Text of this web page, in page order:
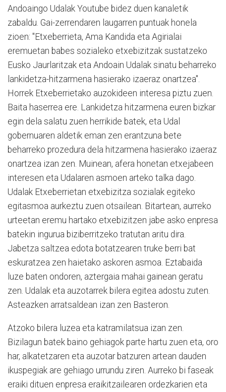
Andoaingo Udalak Youtube bidez duen kanaletik
zabaldu. Gai-zerrendaren laugarren puntuak honela
zioen: "Etxeberrieta, Ama Kandida eta Agirialai
eremuetan babes sozialeko etxebizitzak sustatzeko
Eusko Jaurlaritzak eta Andoain Udalak sinatu beharreko
lankidetza-hitzarmena hasierako izaeraz onartzea".
Horrek Etxeberrietako auzokideen interesa piztu zuen.
Baita haserrea ere. Lankidetza hitzarmena euren bizkar
egin dela salatu zuen herrikide batek, eta Udal
gobernuaren aldetik eman zen erantzuna bete
beharreko prozedura dela hitzarmena hasierako izaeraz
onartzea izan zen. Muinean, afera honetan etxejabeen
interesen eta Udalaren asmoen arteko talka dago.
Udalak Etxeberrietan etxebizitza sozialak egiteko
egitasmoa aurkeztu zuen otsailean. Bitartean, aurreko
urteetan eremu hartako etxebizitzen jabe asko enpresa
batekin ingurua biziberritzeko tratutan aritu dira.
Jabetza saltzea edota botatzearen truke berri bat
eskuratzea zen haietako askoren asmoa. Eztabaida
luze baten ondoren, aztergaia mahai gainean geratu
zen. Udalak eta auzotarrek bilera egitea adostu zuten.
Asteazken arratsaldean izan zen Basteron.
Atzoko bilera luzea eta katramilatsua izan zen.
Bizilagun batek baino gehiagok parte hartu zuen eta, oro
har, alkatetzaren eta auzotar batzuren artean dauden
ikuspegiak are gehiago urrundu ziren. Aurreko bi faseak
eraiki dituen enpresa eraikitzailearen ordezkarien eta